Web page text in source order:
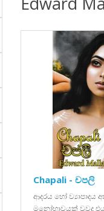
Chapali - චපලි
ආදරය හෝ ව්‍යාපාදය
මනෝභාවයක් වුවද